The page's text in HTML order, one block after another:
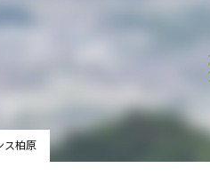
ス柏原